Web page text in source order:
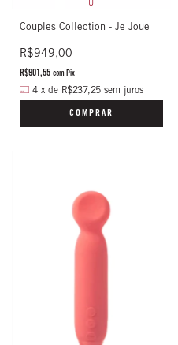
U
Couples Collection - Je Joue
R$949,00
R$901,55 com Pix
4 x de R$237,25 sem juros
COMPRAR